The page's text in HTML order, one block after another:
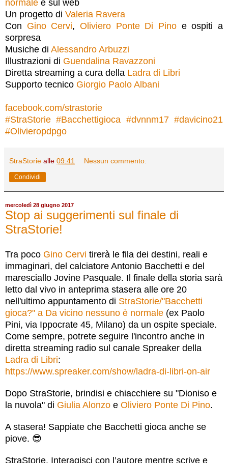
normale e sul web
Un progetto di Valeria Ravera
Con Gino Cervi,Oliviero Ponte Di Pino e ospiti a
sorpresa
Musiche di Alessandro Arbuzzi
Illustrazioni di Guendalina Ravazzoni
Diretta streaming a cura della Ladra di Libri
Supporto tecnico Giorgio Paolo Albani
facebook.com/strastorie
#StraStorie #Bacchettigioca #dvnnm17 #davicino21
#Olivieropdpgo
StraStorie alle 09:41 Nessun commento:
Condividi
mercoledì 28 giugno 2017
Stop ai suggerimenti sul finale di
StraStorie!
Tra poco Gino Cervi tirerà le fila dei destini, reali e
immaginari, del calciatore Antonio Bacchetti e del
maresciallo Jovine Pasquale. Il finale della storia sarà
letto dal vivo in anteprima stasera alle ore 20
nell'ultimo appuntamento di StraStorie/"Bacchetti
gioca?" a Da vicino nessuno è normale (ex Paolo
Pini, via Ippocrate 45, Milano) da un ospite speciale.
Come sempre, potrete seguire l'incontro anche in
diretta streaming radio sul canale Spreaker della
Ladra di Libri:
https://www.spreaker.com/show/ladra-di-libri-on-air
Dopo StraStorie, brindisi e chiacchiere su "Dioniso e
la nuvola" di Giulia Alonzo e Oliviero Ponte Di Pino.
A stasera! Sappiate che Bacchetti gioca anche se
piove. 😎
StraStorie. Interagisci con l’autore mentre scrive e